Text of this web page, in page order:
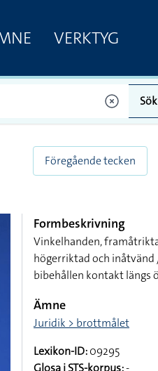
VERKTYG
Sök
Föregående tecken
Formbeskrivning
Vinkelhanden,
högerriktad och
bibehållen kontakt längs
Ämne
Juridik > brottmålet
Lexikon-ID:09295
Glosa i STS-korpus:-